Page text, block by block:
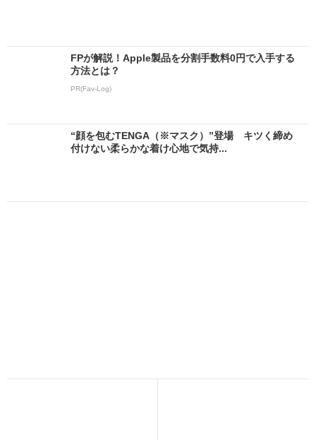
FPが解説！Apple製品を分割手数料0円で入手する
方法とは？
PR(Fav-Log)
“顔を包むTENGA（※マスク）”登場 キツく締め
付けない柔らかな着け心地で気持...